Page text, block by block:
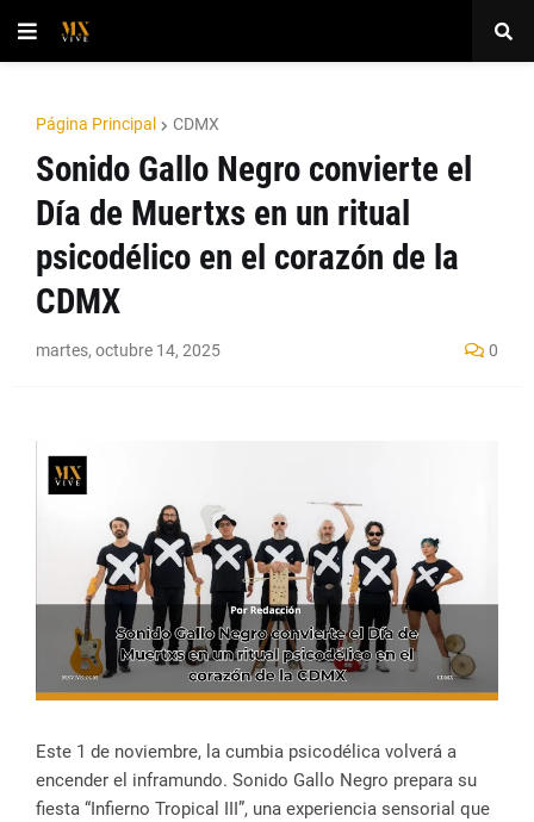
Página Principal CDMX
Sonido Gallo Negro convierte el
Día de Muertxs en un ritual
psicodélico en el corazón de la
CDMX
martes, octubre 14, 2025 0
Este 1 de noviembre, la cumbia psicodélica volverá a
encender el inframundo. Sonido Gallo Negro prepara su
fiesta “Infierno Tropical III”, una experiencia sensorial que